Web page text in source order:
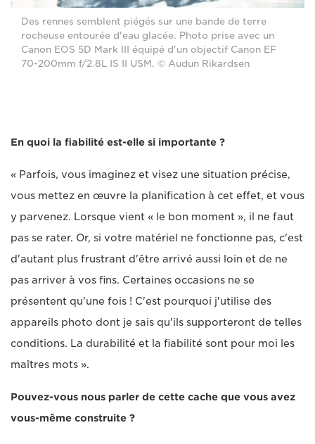
Des rennes semblent piégés sur une bande de terre
rocheuse entourée d'eau glacée. Photo prise avec un
Canon EOS 5D Mark III équipé d'un objectif Canon EF
70-200mm f/2.8L IS II USM. © Audun Rikardsen
En quoi la fiabilité est-elle si importante ?
« Parfois, vous imaginez et visez une situation précise,
vous mettez en œuvre la planification à cet effet, et vous
y parvenez. Lorsque vient « le bon moment », il ne faut
pas se rater. Or, si votre matériel ne fonctionne pas, c'est
d'autant plus frustrant d'être arrivé aussi loin et de ne
pas arriver à vos fins. Certaines occasions ne se
présentent qu'une fois ! C'est pourquoi j'utilise des
appareils photo dont je sais qu'ils supporteront de telles
conditions. La durabilité et la fiabilité sont pour moi les
maîtres mots ».
Pouvez-vous nous parler de cette cache que vous avez
vous-même construite ?